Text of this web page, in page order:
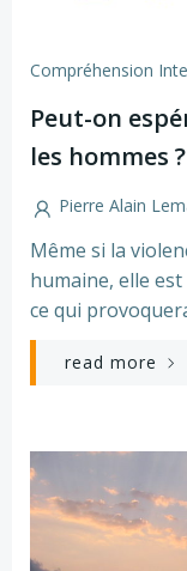
Compréhension
Peut-on
les hommes ?
Pierre Alain
Même si la
humaine, elle
ce qui
read more